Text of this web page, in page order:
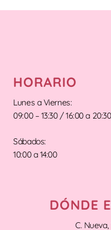
HORARIO
Lunes a Viernes:
09:00 – 13:30 / 16:00 a 20:30
Sábados:
10:00 a 14:00
DÓNDE
C.